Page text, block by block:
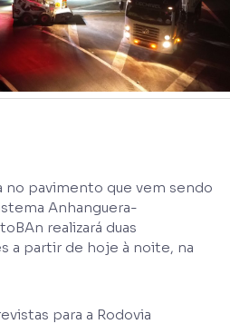
no pavimento que vem sendo
Anhanguera-
realizará duas
a partir de hoje à noite, na
para a Rodovia